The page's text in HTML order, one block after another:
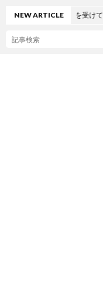
NEW ARTICLE
股関節置換術を受けてみたよ